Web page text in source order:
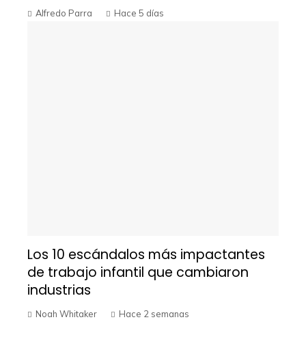
Alfredo Parra Hace 5 días
Los 10 escándalos más impactantes
de trabajo infantil que cambiaron
industrias
Noah Whitaker Hace 2 semanas